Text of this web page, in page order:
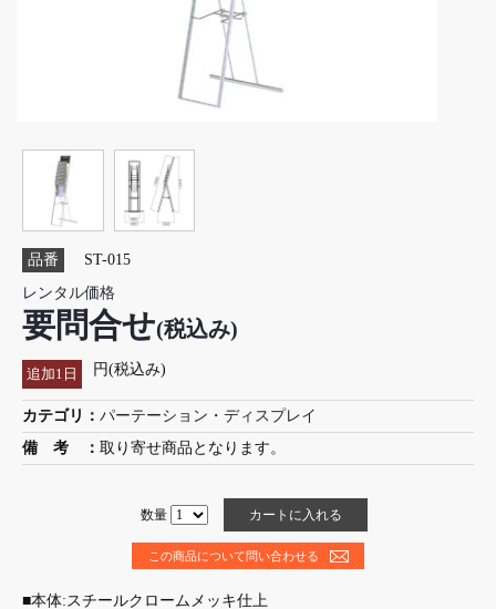
品番
ST-015
レンタル価格
要問合せ(税込み)
追加1日 円(税込み)
カテゴリ： パーテーション・ディスプレイ
備 考 ： 取り寄せ商品となります。
数量
この商品について問い合わせる
■本体:スチールクロームメッキ仕上